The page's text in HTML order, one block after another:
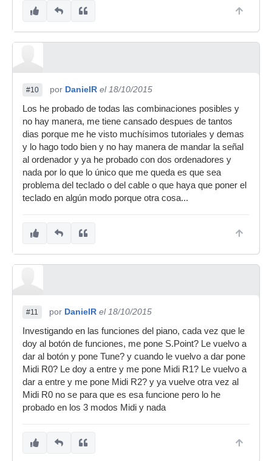
#10 por DanielR el 18/10/2015
Los he probado de todas las combinaciones posibles y
no hay manera, me tiene cansado despues de tantos
dias porque me he visto muchísimos tutoriales y demas
y lo hago todo bien y no hay manera de mandar la señal
al ordenador y ya he probado con dos ordenadores y
nada por lo que lo único que me queda es que sea
problema del teclado o del cable o que haya que poner el
teclado en algún modo porque otra cosa...
#11 por DanielR el 18/10/2015
Investigando en las funciones del piano, cada vez que le
doy al botón de funciones, me pone S.Point? Le vuelvo a
dar al botón y pone Tune? y cuando le vuelvo a dar pone
Midi R0? Le doy a entre y me pone Midi R1? Le vuelvo a
dar a entre y me pone Midi R2? y ya vuelve otra vez al
Midi R0 no se para que es esa funcione pero lo he
probado en los 3 modos Midi y nada